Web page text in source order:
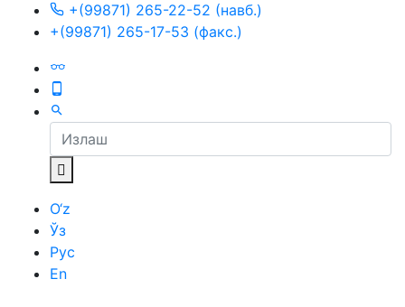
+(99871) 265-22-52 (навб.)
+(99871) 265-17-53 (факс.)
O‘z
Ўз
Рус
En